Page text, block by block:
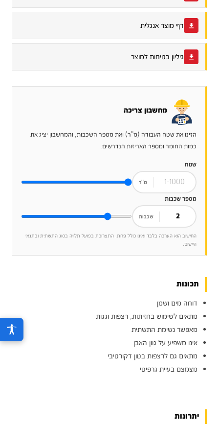
דף מוצר אנגלית
גיליון בטיחות למוצר
מחשבון צריכה
הזינו את שטח העבודה (מ"ר) ואת מספר השכבות, והמחשבון יציג את
כמות החומר ומספר האריזות הנדרשים.
שטח
מ"ר
מספר שכבות
שכבות
החישוב הוא הערכה בלבד ואינו כולל פחת, התצרוכת בפועל תלויה בסוג התשתית ובתנאי
היישום.
תכונות
דוחה מים ושמן
מתאים לשימוש בחזיתות, רצפות וגגות
מאפשר נשימת התשתית
אינו משפיע על גוון האבן
מתאים גם לרצפות בטון דקורטיבי
מצמצם בעיית גרפיטי
יתרונות